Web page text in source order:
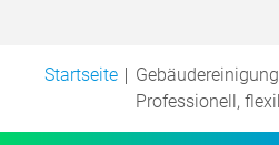
Startseite
Professionell,